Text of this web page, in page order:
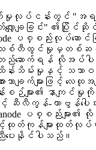
ပ်ငန်းတွင် "အရည်
ျခြင်း" ၏ပြိုင်ဆိုင်မှု
ပစ္စည်းလုပ်ဆောင်ခ
န်းသစ်တီထွင်မှုမှတစ်
ောက်ရန် လိုအပ်ပါသည်
န်းသိမ်းမှုနှင့် သဘာဝ
ားသာချက်များဖြင့် လေ
ဉ်များ၏ နာကျင်မှုကို ဖ
ဆီလီကွန်-ကာဗွန်ပေ
ပစ္စည်းများ၏
တ်ကုန်များထုတ်လုပ်
ပေးနိုင်ပါသည်။